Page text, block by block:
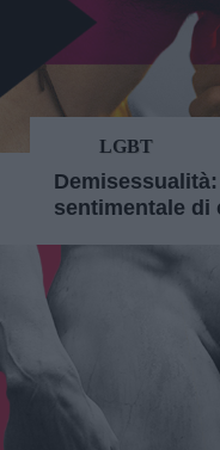
LGBT
sentimentale